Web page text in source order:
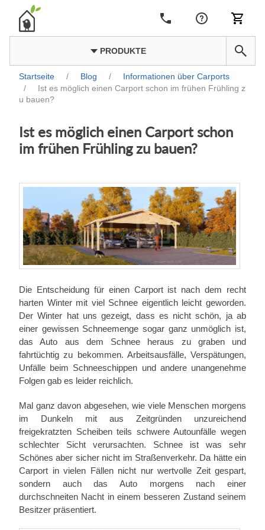
PRODUKTE
Startseite / Blog /
Informationen über Carports
/
Ist es möglich einen Carport schon im frühen Frühling z
u bauen?
Ist es möglich einen Carport schon
im frühen Frühling zu bauen?
Die Entscheidung für einen Carport ist nach dem recht
harten Winter mit viel Schnee eigentlich leicht geworden.
Der Winter hat uns gezeigt, dass es nicht schön, ja ab
einer gewissen Schneemenge sogar ganz unmöglich ist,
das Auto aus dem Schnee heraus zu graben und
fahrtüchtig zu bekommen. Arbeitsausfälle, Verspätungen,
Unfälle beim Schneeschippen und andere unangenehme
Folgen gab es leider reichlich.
Mal ganz davon abgesehen, wie viele Menschen morgens
im Dunkeln mit aus Zeitgründen unzureichend
freigekratzten Scheiben teils schwere Autounfälle wegen
schlechter Sicht verursachten. Schnee ist was sehr
Schönes aber sicher nicht im Straßenverkehr. Da hätte ein
Carport in vielen Fällen nicht nur wertvolle Zeit gespart,
sondern auch das Auto morgens nach einer
durchschneiten Nacht in einem besseren Zustand seinem
Besitzer präsentiert.